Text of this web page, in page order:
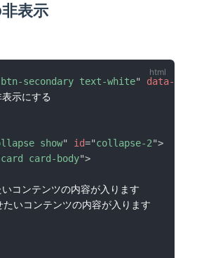
表示
secondary text-white"
data-bs-
show" id="collapse-2">
card card-body">
コンテンツの内容が入ります
いコンテンツの内容が入ります